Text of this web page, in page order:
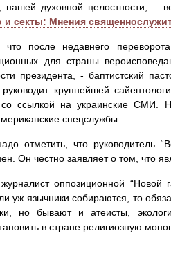
нашей духовной целостности, –
и секты: Мнения
что после недавнего
для страны
президента, - баптистский
руководит крупнейшей
со ссылкой на украинские СМИ.
спецслужбы.
отметить, что руководитель
Он честно заявляет о том, что
оппозиционной “Новой
уж язычники собираются, то
но бывают и атеисты,
в стране религиозную